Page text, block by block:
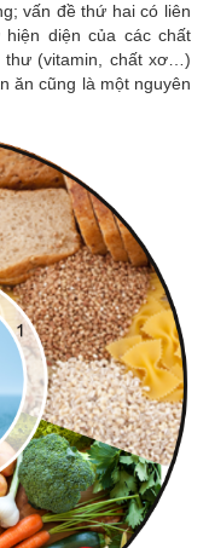
vấn đề thứ hai có liên
diện của các chất
thư (vitamin, chất xơ…)
ăn cũng là một nguyên